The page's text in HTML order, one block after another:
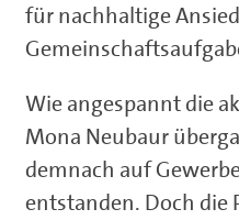
für nachhaltige
Wie angespannt die
Mona Neubaur
demnach auf
entstanden. Doch die